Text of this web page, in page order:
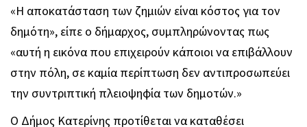
«Η αποκατάσταση των ζημιών είναι κόστος για τον
δημότη», είπε ο δήμαρχος, συμπληρώνοντας πως
«αυτή η εικόνα που επιχειρούν κάποιοι να επιβάλλουν
στην πόλη, σε καμία περίπτωση δεν αντιπροσωπεύει
την συντριπτική πλειοψηφία των δημοτών.»
Ο Δήμος Κατερίνης προτίθεται να καταθέσει